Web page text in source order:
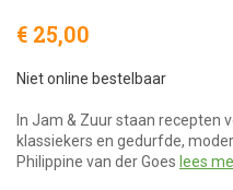
€ 25,00
Niet online bestelbaar
In Jam & Zuur staan recepten
klassiekers en gedurfde,
Philippine van der Goes lees